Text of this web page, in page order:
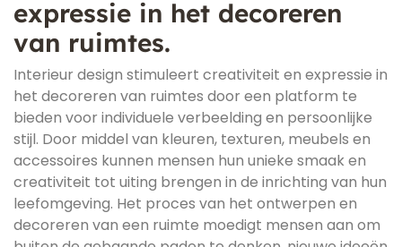
expressie in het decoreren
van ruimtes.
Interieur design stimuleert creativiteit en expressie in
het decoreren van ruimtes door een platform te
bieden voor individuele verbeelding en persoonlijke
stijl. Door middel van kleuren, texturen, meubels en
accessoires kunnen mensen hun unieke smaak en
creativiteit tot uiting brengen in de inrichting van hun
leefomgeving. Het proces van het ontwerpen en
decoreren van een ruimte moedigt mensen aan om